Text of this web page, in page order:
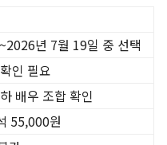
년 7월 19일 중 선택
인 필요
배우 조합 확인
55,000원